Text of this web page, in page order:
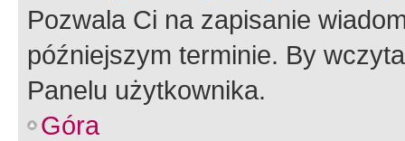
Pozwala Ci na zapisanie
późniejszym terminie. By
Panelu użytkownika.
Góra